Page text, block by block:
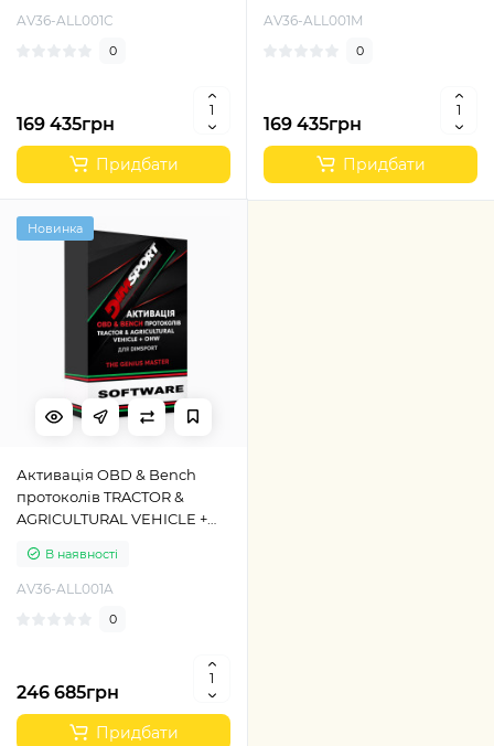
AV36-ALL001C
0
169 435грн
Придбати
AV36-ALL001M
0
169 435грн
Придбати
Новинка
Активація OBD & Bench
протоколів TRACTOR &
AGRICULTURAL VEHICLE +
Dimsport The Genius Master
В наявності
AV36-ALL001A
0
246 685грн
Придбати